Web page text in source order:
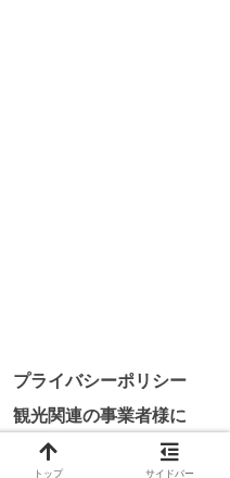
プライバシーポリシー
観光関連の事業者様に
All Rights Reserved.
トップ サイドバー